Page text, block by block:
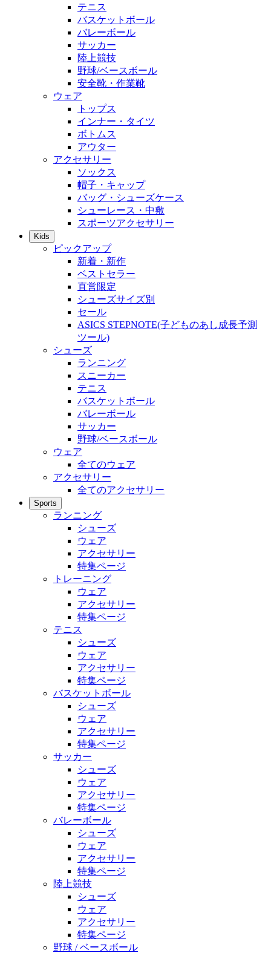
テニス
バスケットボール
バレーボール
サッカー
陸上競技
野球/ベースボール
安全靴・作業靴
ウェア
トップス
インナー・タイツ
ボトムス
アウター
アクセサリー
ソックス
帽子・キャップ
バッグ・シューズケース
シューレース・中敷
スポーツアクセサリー
Kids
ピックアップ
新着・新作
ベストセラー
直営限定
シューズサイズ別
セール
ASICS STEPNOTE(子どものあし成長予測
ツール)
シューズ
ランニング
スニーカー
テニス
バスケットボール
バレーボール
サッカー
野球/ベースボール
ウェア
全てのウェア
アクセサリー
全てのアクセサリー
Sports
ランニング
シューズ
ウェア
アクセサリー
特集ページ
トレーニング
ウェア
アクセサリー
特集ページ
テニス
シューズ
ウェア
アクセサリー
特集ページ
バスケットボール
シューズ
ウェア
アクセサリー
特集ページ
サッカー
シューズ
ウェア
アクセサリー
特集ページ
バレーボール
シューズ
ウェア
アクセサリー
特集ページ
陸上競技
シューズ
ウェア
アクセサリー
特集ページ
野球 / ベースボール